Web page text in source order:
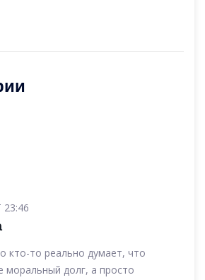
23:46
кто-то реально думает, что
моральный долг, а просто